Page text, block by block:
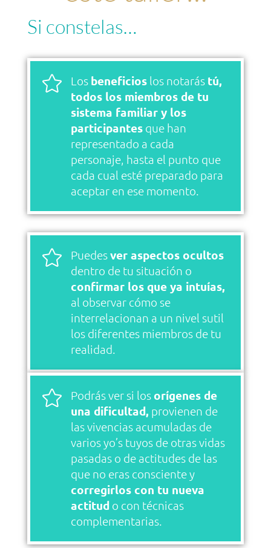
Si constelas…
 Los beneficioslos notarás tú,
todos los miembros de tu
sistema familiar y los
participantesque han
representado a cada
personaje, hasta el punto que
cada cual esté preparado para
aceptar en ese momento.
 Puedesver aspectos ocultos
dentro de tu situación o
confirmar los que ya intuías,
al observar cómo se
interrelacionan a un nivel sutil
los diferentes miembros de tu
realidad.
 Podrás ver si los orígenes de
una dificultad, provienen de
las vivencias acumuladas de
varios yo’s tuyos de otras vidas
pasadas o de actitudes de las
que no eras consciente y
corregirlos con tu nueva
actitudo con técnicas
complementarias.